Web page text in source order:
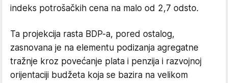
indeks potrošačkih cena na malo od 2,7 odsto.
Ta projekcija rasta BDP-a, pored ostalog,
zasnovana je na elementu podizanja agregatne
tražnje kroz povećanje plata i penzija i razvojnoj
orijentaciji budžeta koja se bazira na velikom